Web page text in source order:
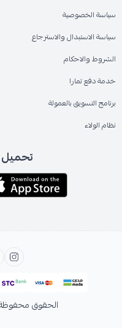
سياسة الخصوصية
سياسة الاستبدال والاسترجاع
الشروط والاحكام
خدمة دفع تمارا
برنامج التسويق بالعمولة
نظام الولاء
تحميل
الحقوق محفوظة |